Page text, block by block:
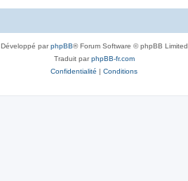
Développé parphpBB® Forum Software © phpBB Limited
Traduit parphpBB-fr.com
Confidentialité | Conditions